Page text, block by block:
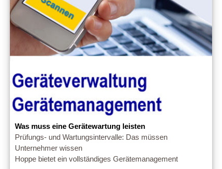
Was muss eine Gerätewartung leisten
Prüfungs- und Wartungsintervalle: Das müssen
Unternehmer wissen
Hoppe bietet ein vollständiges Gerätemanagement